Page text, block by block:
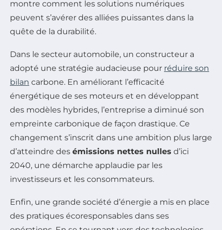
montre comment les solutions numériques
peuvent s’avérer des alliées puissantes dans la
quête de la durabilité.
Dans le secteur automobile, un constructeur a
adopté une stratégie audacieuse pour réduire son
bilan carbone. En améliorant l’efficacité
énergétique de ses moteurs et en développant
des modèles hybrides, l’entreprise a diminué son
empreinte carbonique de façon drastique. Ce
changement s’inscrit dans une ambition plus large
d’atteindre des émissions nettes nulles d’ici
2040, une démarche applaudie par les
investisseurs et les consommateurs.
Enfin, une grande société d’énergie a mis en place
des pratiques écoresponsables dans ses